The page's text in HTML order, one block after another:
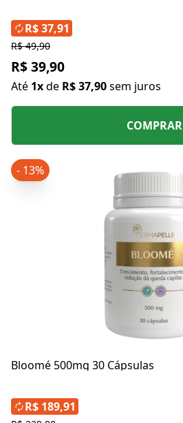
R$ 49,90
R$ 39,90
Até 1xde R$ 37,90sem juros
R$ 37,91
COMPRAR
Bloomé 500mg 30 Cápsulas
- 13%
R$ 189,91